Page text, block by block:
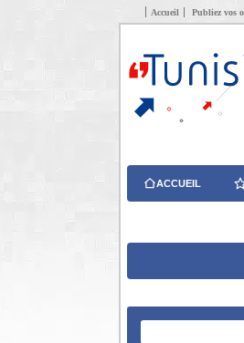
Accueil Publiez vos
ACCUEIL